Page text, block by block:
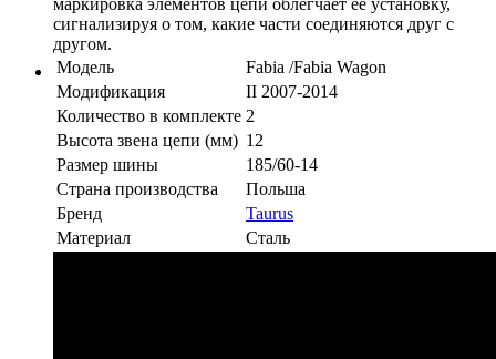
сигнализируя о том, какие части соединяются друг с
другом.
Модель
Fabia /Fabia Wagon
Модификация
II 2007-2014
Количество в комплекте 2
Высота звена цепи (мм) 12
Размер шины
185/60-14
Страна производства
Польша
Бренд
Taurus
Материал
Сталь